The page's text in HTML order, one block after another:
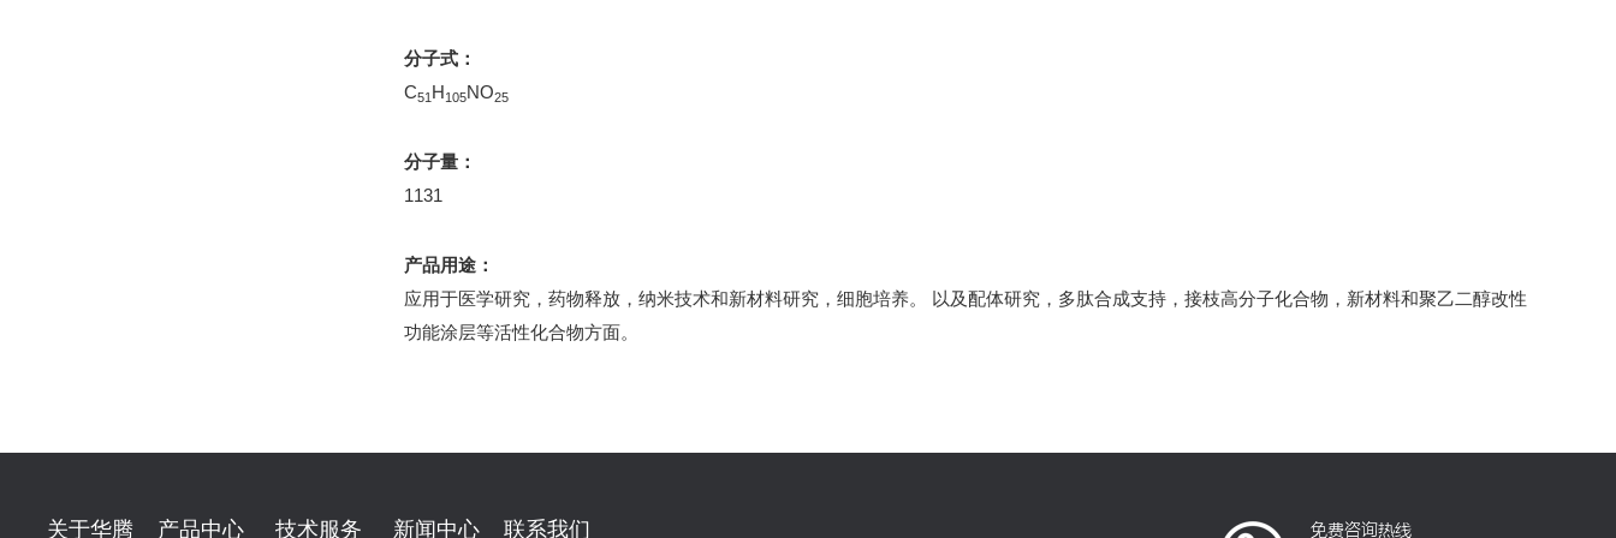
分子式：
C51 H105NO25
分子量：
1131
产品用途：
应用于医学研究，药物释放，纳米技术和新材料研究，细胞培养。 以及配体研究，多肽合成支持，接枝高分子化合物，新材料和聚乙二醇改性
功能涂层等活性化合物方面。
关于华腾 产品中心 技术服务 新闻中心 联系我们